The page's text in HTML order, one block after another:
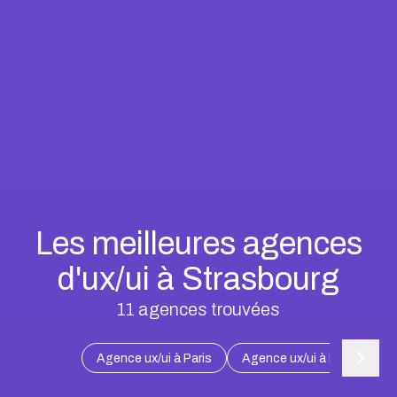
Les meilleures agences
d'ux/ui à Strasbourg
11 agences trouvées
Agence ux/ui à Paris Agence ux/ui à Marseille